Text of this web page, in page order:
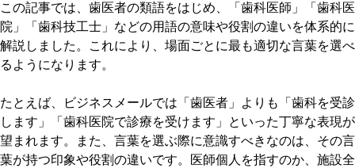
この記事では、歯医者の類語をはじめ、「歯科医師」「歯科医
院」「歯科技工士」などの用語の意味や役割の違いを体系的に
解説しました。これにより、場面ごとに最も適切な言葉を選べ
るようになります。
たとえば、ビジネスメールでは「歯医者」よりも「歯科を受診
します」「歯科医院で診療を受けます」といった丁寧な表現が
望まれます。また、言葉を選ぶ際に意識すべきなのは、その言
葉が持つ印象や役割の違いです。医師個人を指すのか、施設全